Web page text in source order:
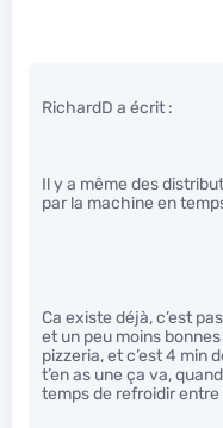
RichardD a écrit :
Il y a même des
par la machine en
Ca existe déjà, c’est
et un peu moins
pizzeria, et c’est 4 min
t’en as une ça va,
temps de refroidir